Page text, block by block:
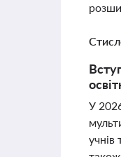
У
учнів